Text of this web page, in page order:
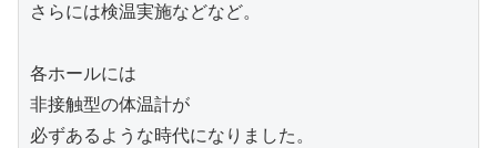
さらには検温実施などなど。
各ホールには
非接触型の体温計が
必ずあるような時代になりました。